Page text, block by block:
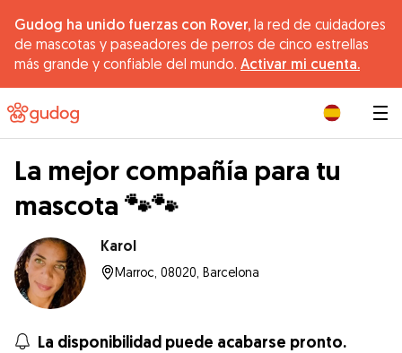
Gudog ha unido fuerzas con Rover, la red de cuidadores
de mascotas y paseadores de perros de cinco estrellas
más grande y confiable del mundo. Activar mi cuenta.
La mejor compañía para tu
mascota 🐾🐾
Karol
Marroc, 08020, Barcelona
La disponibilidad puede acabarse pronto.